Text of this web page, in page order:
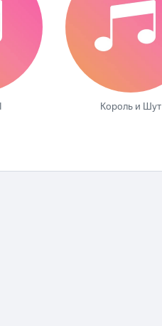
Король и Шут